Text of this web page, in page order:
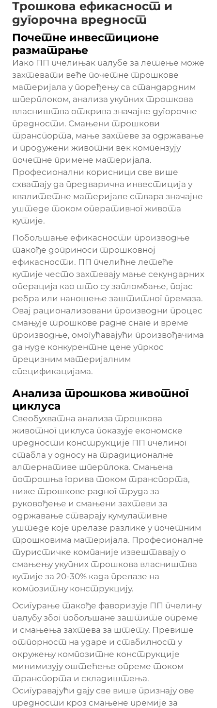
Трошкова ефикасност и
дугорочна вредност
Почетне инвестиционе
разматрање
Иако ПП пчелињак палубе за летење може
захтевати веће почетне трошкове
материјала у поређењу са стандардним
шперплоком, анализа укупних трошкова
власништва открива значајне дугорочне
предности. Смањени трошкови
транспорта, мање захтеве за одржавање
и продужени животни век компензују
почетне примене материјала.
Професионални корисници све више
схватају да предварична инвестиција у
квалитетне материјале ствара значајне
уштеде током оперативног живота
кутије.
Побољшање ефикасности производње
такође доприноси трошковној
ефикасности. ПП пчелићне летеће
кутије често захтевају мање секундарних
операција као што су запломбање, појас
ребра или наношење заштитног премаза.
Овај рационализовани производни процес
смањује трошкове радне снаге и време
производње, омогућавајући произвођачима
да нуде конкурентне цене упркос
прецизним материјалним
спецификацијама.
Анализа трошкова животног
циклуса
Свеобухватна анализа трошкова
животног циклуса показује економске
предности конструкције ПП пчелиног
стабла у односу на традиционалне
алтернативе шперплока. Смањена
потрошња горива током транспорта,
ниже трошкове радног труда за
руковођење и смањени захтеви за
одржавање стварају кумулативне
уштеде које прелазе разлике у почетним
трошковима материјала. Професионалне
туристичке компаније извештавају о
смањењу укупних трошкова власништва
кутије за 20-30% када прелазе на
композитну конструкцију.
Осигурање такође фаворизује ПП пчелину
палубу због побољшане заштите опреме
и смањења захтева за штету. Превише
отпорност на ударе и стабилност у
окружењу композитне конструкције
минимизују оштећење опреме током
транспорта и складиштења.
Осигуравајући дају све више признају ове
предности кроз смањене премије за